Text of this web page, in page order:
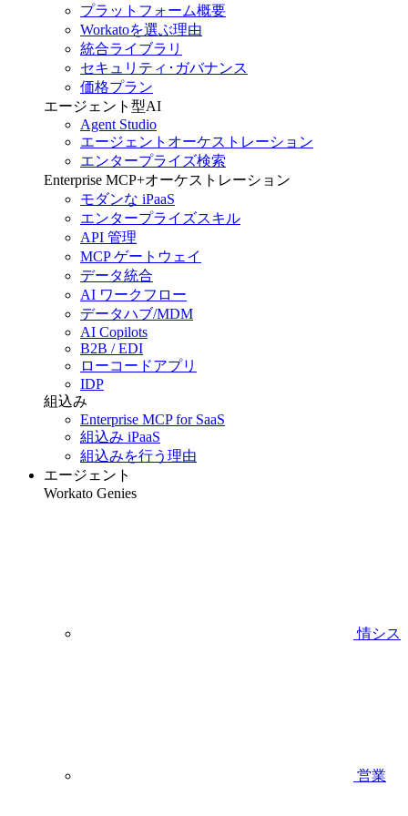
プラットフォーム概要
Workatoを選ぶ理由
統合ライブラリ
セキュリティ･ガバナンス
価格プラン
エージェント型AI
Agent Studio
エージェントオーケストレーション
エンタープライズ検索
Enterprise MCP+オーケストレーション
モダンな iPaaS
エンタープライズスキル
API 管理
MCP ゲートウェイ
データ統合
AI ワークフロー
データハブ/MDM
AI Copilots
B2B / EDI
ローコードアプリ
IDP
組込み
Enterprise MCP for SaaS
組込み iPaaS
組込みを行う理由
エージェント
Workato Genies
情シス
営業